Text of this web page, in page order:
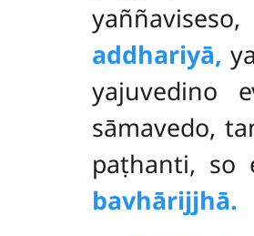
addhariyā,
yajuvedino
sāmavedo,
paṭhanti, so
bavhārijjhā.